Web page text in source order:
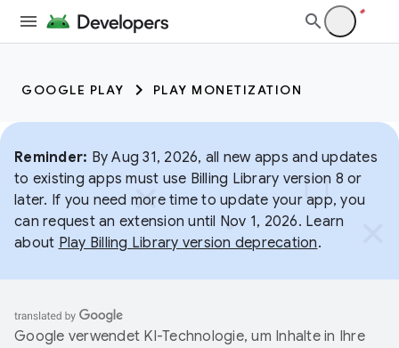
GOOGLE PLAY PLAY MONETIZATION
Reminder: By Aug 31, 2026, all new apps and updates
to existing apps must use Billing Library version 8 or
later. If you need more time to update your app, you
can request an extension until Nov 1, 2026. Learn
about Play Billing Library version deprecation.
Google verwendet KI-Technologie, um Inhalte in Ihre